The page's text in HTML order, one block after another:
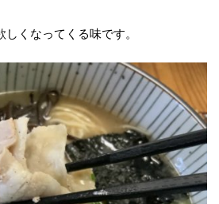
くなってくる味です。